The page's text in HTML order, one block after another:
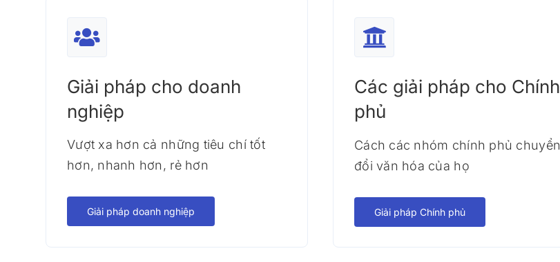
Giải pháp cho doanh
nghiệp
Vượt xa hơn cả những tiêu chí tốt
hơn, nhanh hơn, rẻ hơn
Giải pháp doanh nghiệp
Các giải pháp cho Chính
phủ
Cách các nhóm chính phủ chuyển
đổi văn hóa của họ
Giải pháp Chính phủ